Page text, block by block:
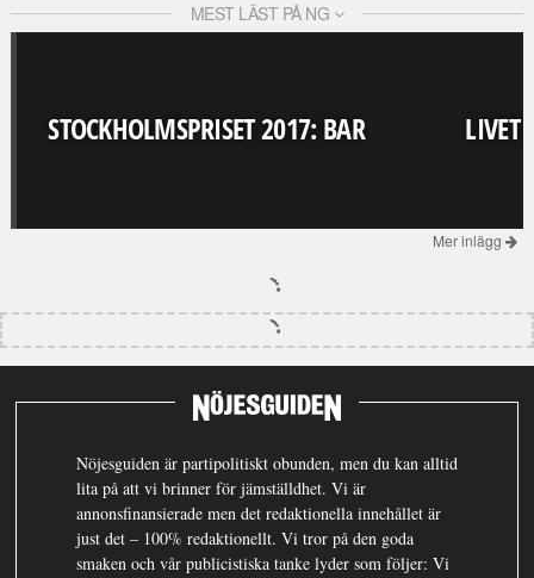
MEST LÄST PÅ NG
STOCKHOLMSPRISET 2017: BAR LIVET
Mer inlägg
Nöjesguiden är partipolitiskt obunden, men du kan alltid
lita på att vi brinner för jämställdhet. Vi är
annonsfinansierade men det redaktionella innehållet är
just det – 100% redaktionellt. Vi tror på den goda
smaken och vår publicistiska tanke lyder som följer: Vi